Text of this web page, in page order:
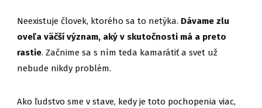
Neexistuje človek, ktorého sa to netýka. Dávame zlu
oveľa väčší význam, aký v skutočnosti má a preto
rastie. Začnime sa s ním teda kamarátiť a svet už
nebude nikdy problém.
Ako ľudstvo sme v stave, kedy je toto pochopenia viac,